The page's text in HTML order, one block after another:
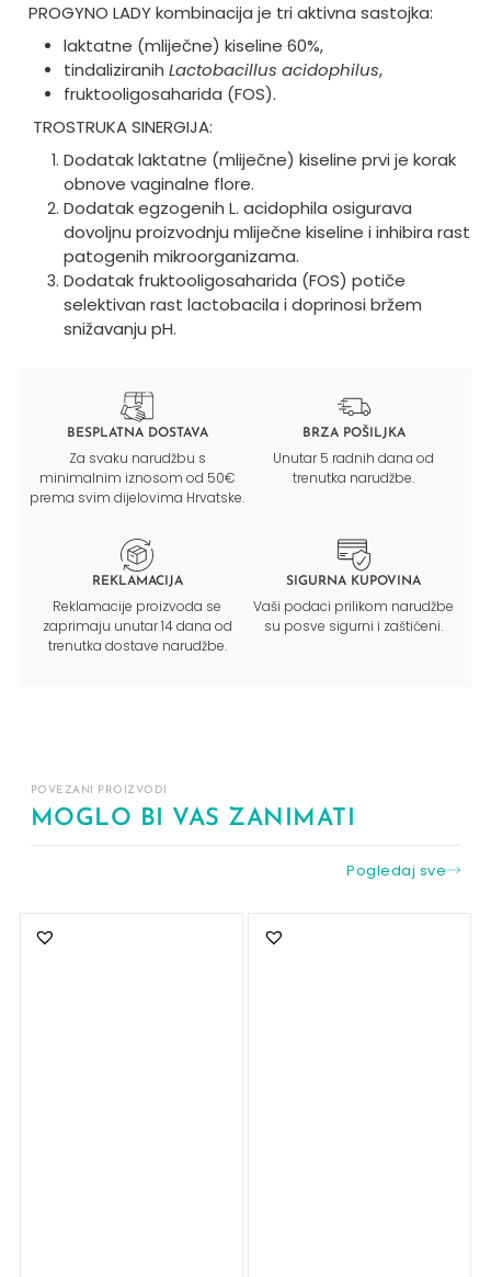
PROGYNO LADY kombinacija je tri aktivna sastojka:
laktatne (mliječne) kiseline 60%,
tindaliziranih Lactobacillus acidophilus,
fruktooligosaharida (FOS).
TROSTRUKA SINERGIJA:
Dodatak laktatne (mliječne) kiseline prvi je korak
obnove vaginalne flore.
Dodatak egzogenih L. acidophila osigurava
dovoljnu proizvodnju mliječne kiseline i inhibira rast
patogenih mikroorganizama.
Dodatak fruktooligosaharida (FOS) potiče
selektivan rast lactobacila i doprinosi bržem
snižavanju pH.
BESPLATNA DOSTAVA
Za svaku narudžbu s
minimalnim iznosom od 50€
prema svim dijelovima Hrvatske.
BRZA POŠILJKA
Unutar 5 radnih dana od
trenutka narudžbe.
REKLAMACIJA
Reklamacije proizvoda se
zaprimaju unutar 14 dana od
trenutka dostave narudžbe.
SIGURNA KUPOVINA
Vaši podaci prilikom narudžbe
su posve sigurni i zaštićeni.
POVEZANI PROIZVODI
MOGLO BI VAS ZANIMATI
Pogledaj sve